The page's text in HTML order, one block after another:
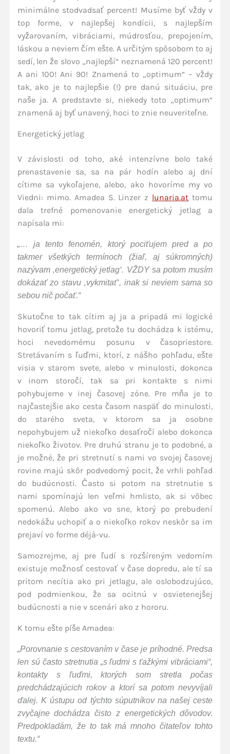
minimálne stodvadsať percent! Musíme byť vždy v
top forme, v najlepšej kondícii, s najlepším
vyžarovaním, vibráciami, múdrosťou, prepojením,
láskou a neviem čím ešte. A určitým spôsobom to aj
sedí, len že slovo „najlepší“ neznamená 120 percent!
A ani 100! Ani 90! Znamená to „optimum“ – vždy
tak, ako je to najlepšie (!) pre danú situáciu, pre
naše ja. A predstavte si, niekedy toto „optimum“
znamená aj byť unavený, hoci to znie neuveriteľne.
Energetický jetlag
V závislosti od toho, aké intenzívne bolo také
prenastavenie sa, sa na pár hodín alebo aj dní
cítime sa vykoľajene, alebo, ako hovoríme my vo
Viedni: mimo. Amadea S. Linzer z lunaria.at tomu
dala trefné pomenovanie energetický jetlag a
napísala mi:
„… ja tento fenomén, ktorý pociťujem pred a po
takmer všetkých termínoch (žiaľ, aj súkromných)
nazývam ‚energetický jetlag‘. VŽDY sa potom musím
dokázať zo stavu ‚vykmitať‘, inak si neviem sama so
sebou nič počať.“
Skutočne to tak cítim aj ja a pripadá mi logické
hovoriť tomu jetlag, pretože tu dochádza k istému,
hoci nevedomému posunu v časopriestore.
Stretávaním s ľuďmi, ktorí, z nášho pohľadu, ešte
visia v starom svete, alebo v minulosti, dokonca
v inom storočí, tak sa pri kontakte s nimi
pohybujeme v inej časovej zóne. Pre mňa je to
najčastejšie ako cesta časom naspäť do minulosti,
do starého sveta, v ktorom sa ja osobne
nepohybujem už niekoľko desaťročí alebo dokonca
niekoľko životov. Pre druhú stranu je to podobné, a
je možné, že pri stretnutí s nami vo svojej časovej
rovine majú skôr podvedomý pocit, že vrhli pohľad
do budúcnosti. Často si potom na stretnutie s
nami spomínajú len veľmi hmlisto, ak si vôbec
spomenú. Alebo ako vo sne, ktorý po prebudení
nedokážu uchopiť a o niekoľko rokov neskôr sa im
prejaví vo forme déjà-vu.
Samozrejme, aj pre ľudí s rozšíreným vedomím
existuje možnosť cestovať v čase dopredu, ale tí sa
pritom necítia ako pri jetlagu, ale oslobodzujúco,
pod podmienkou, že sa ocitnú v osvietenejšej
budúcnosti a nie v scenári ako z hororu.
K tomu ešte píše Amadea:
„Porovnanie s cestovaním v čase je príhodné. Predsa
len sú často stretnutia „s ľudmi s ťažkými vibráciami“,
kontakty s ľuďmi, ktorých som stretla počas
predchádzajúcich rokov a ktorí sa potom nevyvíjali
ďalej. K ústupu od týchto súputníkov na našej ceste
zvyčajne dochádza čisto z energetických dôvodov.
Predpokladám, že to tak má mnoho čitateľov tohto
textu.“